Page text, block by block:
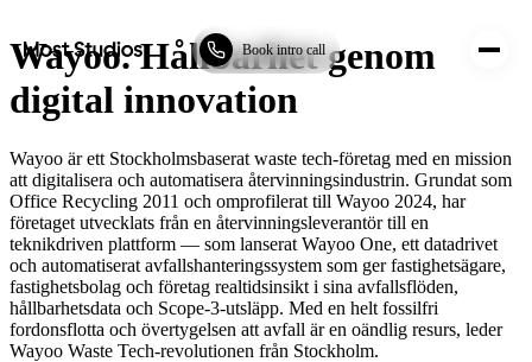
Most Studios Book intro call
Wayoo. Hållbarhet genom
digital innovation
Wayoo är ett Stockholmsbaserat waste tech-företag med en mission
att digitalisera och automatisera återvinningsindustrin. Grundat som
Office Recycling 2011 och omprofilerat till Wayoo 2024, har
företaget utvecklats från en återvinningsleverantör till en
teknikdriven plattform — som lanserat Wayoo One, ett datadrivet
och automatiserat avfallshanteringssystem som ger fastighetsägare,
fastighetsbolag och företag realtidsinsikt i sina avfallsflöden,
hållbarhetsdata och Scope-3-utsläpp. Med en helt fossilfri
fordonsflotta och övertygelsen att avfall är en oändlig resurs, leder
Wayoo Waste Tech-revolutionen från Stockholm.